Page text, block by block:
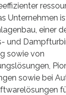
Unternehmen
einer
und
sowie von
sowie bei